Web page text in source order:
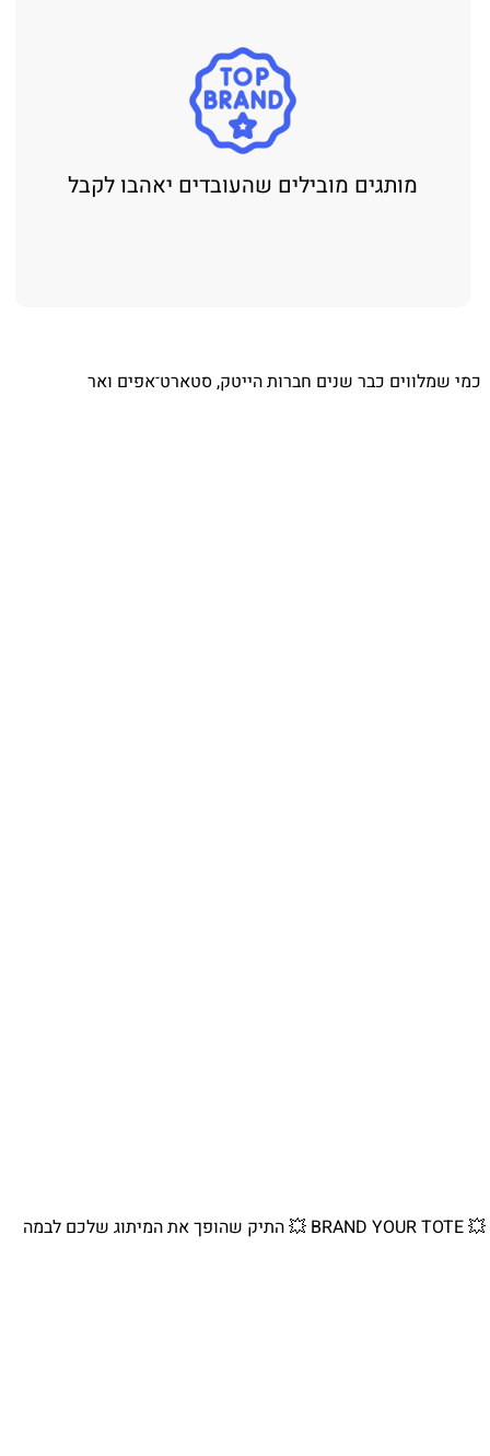
מותגים מובילים שהעובדים יאהבו לקבל
⁨ כמי שמלווים כבר שנים חברות הייטק, סטארט־אפים ואר
💥 BRAND YOUR TOTE 💥 התיק שהופך את המיתוג שלכם לבמה